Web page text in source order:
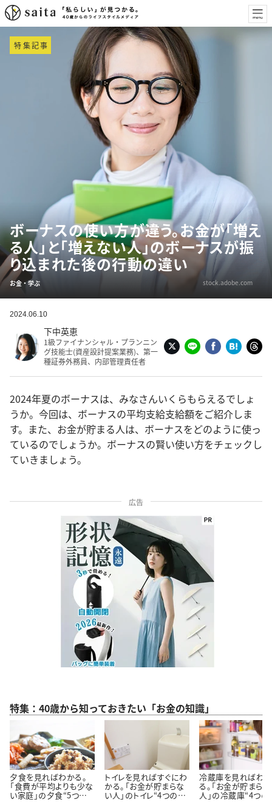
特集記事
ボーナスの使い方が違う。お金が「増え
る人」と「増えない人」のボーナスが振
り込まれた後の行動の違い
お金・学ぶ stock.adobe.com
2024.06.10
下中英恵
1級ファイナンシャル・プランニン
グ技能士(資産設計提案業務)、第一
種証券外務員、内部管理責任者
2024年夏のボーナスは、みなさんいくらもらえるでしょ
うか。今回は、ボーナスの平均支給支給額をご紹介しま
す。また、お金が貯まる人は、ボーナスをどのように使っ
ているのでしょうか。ボーナスの賢い使い方をチェックし
ていきましょう。
広告
特集：40歳から知っておきたい「お金の知識」
夕食を見ればわかる。
「食費が平均よりも少な
い家庭」の夕食“5つの
トイレを見ればすぐにわ
かる。「お金が貯まらな
い人」のトイレ“4つの特
冷蔵庫を見ればわか
る。「お金が貯まら
人」の冷蔵庫“4つの